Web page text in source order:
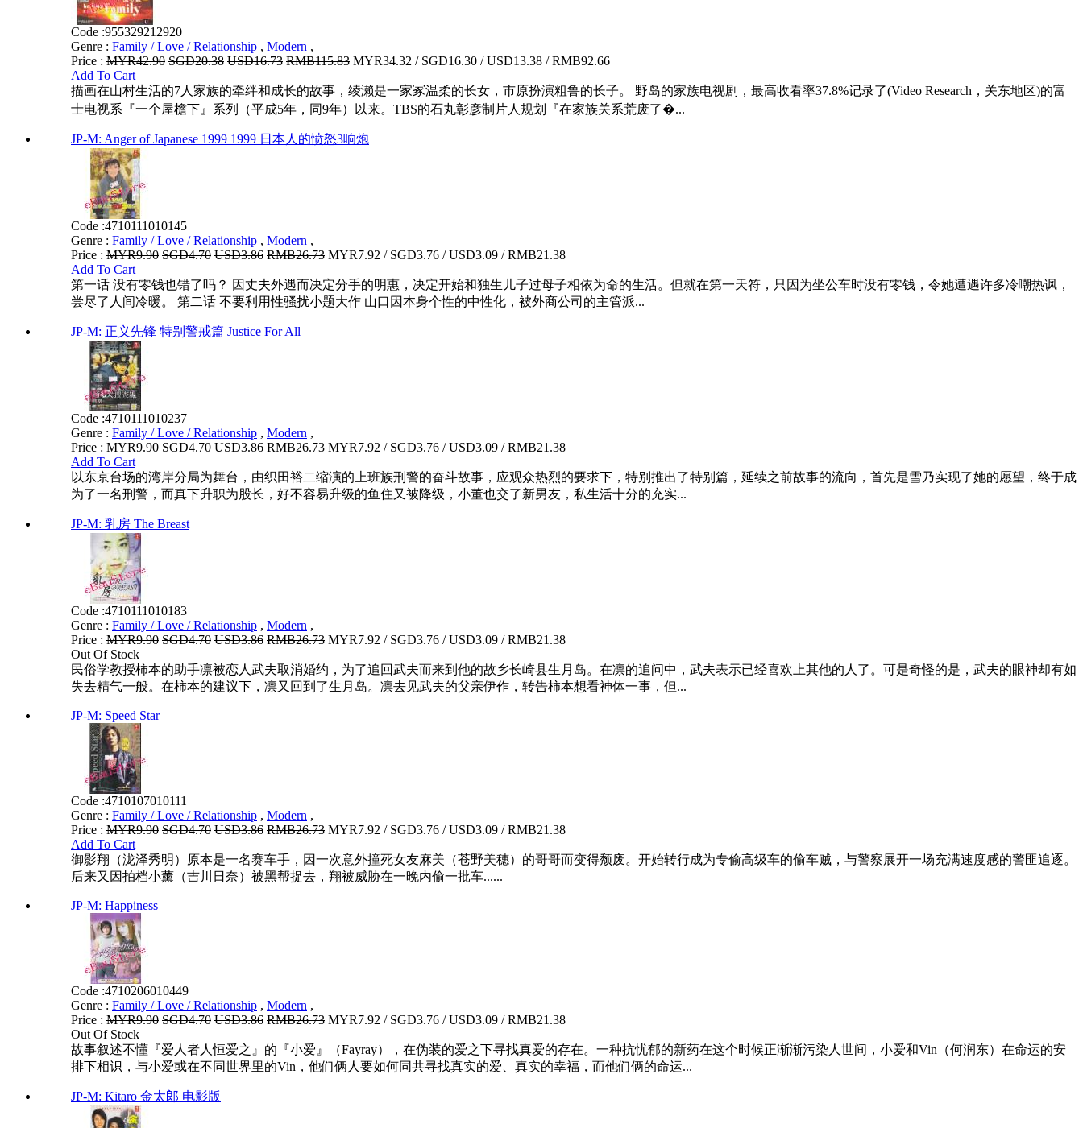
Code :955329212920
Genre : Family / Love / Relationship , Modern ,
Price : MYR42.90 SGD20.38 USD16.73 RMB115.83 MYR34.32 / SGD16.30 / USD13.38 / RMB92.66
Add To Cart
描画在山村生活的7人家族的牵绊和成长的故事，绫濑是一家冢温柔的长女，市原扮演粗鲁的长子。 野岛的家族电视剧，最高收看率37.8%记录了(Video Research，关东地区)的富
士电视系『一个屋檐下』系列（平成5年，同9年）以来。TBS的石丸彰彦制片人规划『在家族关系荒废了�...
JP-M: Anger of Japanese 1999 1999 日本人的愤怒3响炮
Code :4710111010145
Genre : Family / Love / Relationship , Modern ,
Price : MYR9.90 SGD4.70 USD3.86 RMB26.73 MYR7.92 / SGD3.76 / USD3.09 / RMB21.38
Add To Cart
第一话 没有零钱也错了吗？ 因丈夫外遇而决定分手的明惠，决定开始和独生儿子过母子相依为命的生活。但就在第一天符，只因为坐公车时没有零钱，令她遭遇许多冷嘲热讽，
尝尽了人间冷暖。 第二话 不要利用性骚扰小题大作 山口因本身个性的中性化，被外商公司的主管派...
JP-M: 正义先锋 特别警戒篇 Justice For All
Code :4710111010237
Genre : Family / Love / Relationship , Modern ,
Price : MYR9.90 SGD4.70 USD3.86 RMB26.73 MYR7.92 / SGD3.76 / USD3.09 / RMB21.38
Add To Cart
以东京台场的湾岸分局为舞台，由织田裕二缩演的上班族刑警的奋斗故事，应观众热烈的要求下，特别推出了特别篇，延续之前故事的流向，首先是雪乃实现了她的愿望，终于成
为了一名刑警，而真下升职为股长，好不容易升级的鱼住又被降级，小董也交了新男友，私生活十分的充实...
JP-M: 乳房 The Breast
Code :4710111010183
Genre : Family / Love / Relationship , Modern ,
Price : MYR9.90 SGD4.70 USD3.86 RMB26.73 MYR7.92 / SGD3.76 / USD3.09 / RMB21.38
Out Of Stock
民俗学教授柿本的助手凛被恋人武夫取消婚约，为了追回武夫而来到他的故乡长崎县生月岛。在凛的追问中，武夫表示已经喜欢上其他的人了。可是奇怪的是，武夫的眼神却有如
失去精气一般。在柿本的建议下，凛又回到了生月岛。凛去见武夫的父亲伊作，转告柿本想看神体一事，但...
JP-M: Speed Star
Code :4710107010111
Genre : Family / Love / Relationship , Modern ,
Price : MYR9.90 SGD4.70 USD3.86 RMB26.73 MYR7.92 / SGD3.76 / USD3.09 / RMB21.38
Add To Cart
御影翔（泷泽秀明）原本是一名赛车手，因一次意外撞死女友麻美（苍野美穗）的哥哥而变得颓废。开始转行成为专偷高级车的偷车贼，与警察展开一场充满速度感的警匪追逐。
后来又因拍档小薰（吉川日奈）被黑帮捉去，翔被威胁在一晚内偷一批车......
JP-M: Happiness
Code :4710206010449
Genre : Family / Love / Relationship , Modern ,
Price : MYR9.90 SGD4.70 USD3.86 RMB26.73 MYR7.92 / SGD3.76 / USD3.09 / RMB21.38
Out Of Stock
故事叙述不懂『爱人者人恒爱之』的『小爱』（Fayray），在伪装的爱之下寻找真爱的存在。一种抗忧郁的新药在这个时候正渐渐污染人世间，小爱和Vin（何润东）在命运的安
排下相识，与小爱或在不同世界里的Vin，他们俩人要如何同共寻找真实的爱、真实的幸福，而他们俩的命运...
JP-M: Kitaro 金太郎 电影版